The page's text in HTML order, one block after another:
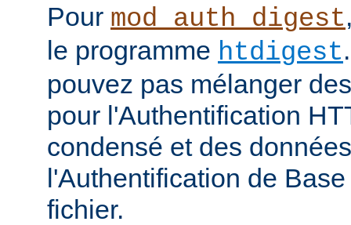
Pour mod_auth_digest
le programme htdigest
pouvez pas mélanger
pour l'Authentification
condensé et des
l'Authentification de
fichier.